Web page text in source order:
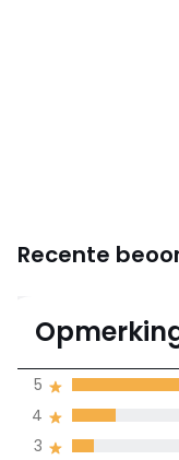
Recente
3
4
5